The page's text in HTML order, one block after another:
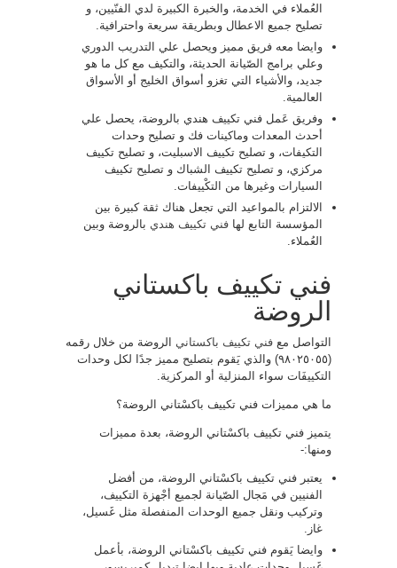
العُملاء في الخدمة، والخبرة الكبيرة لدي الفنّيين، و
تصليح جميع الاعطال وبطريقة سريعة واحترافية.
وايضا معه فريق مميز ويحصل علي التدريب الدوري
وعلي برامج الصّيانة الحديثة، والتكيف مع كل ما هو
جديد، والأشياء التي تغزو أسواق الخليج أو الأسواق
العالمية.
وفريق عَمل فني تكييف هندي بالروضة، يحصل علي
أحدث المعدات وماكينات فك و تصليح وحدات
التكيفات، و تصليح تكييف الاسبليت، و تصليح تكييف
مركزي، و تصليح تكييف الشباك و تصليح تكييف
السيارات وغيرها من التكْييفات.
الالتزام بالمواعيد التي تجعل هناك ثقة كبيرة بين
المؤسسة التابع لها فني تكييف هندي بالروضة وبين
العُملاء.
فني تكييف باكستاني
الروضة
التواصل مع فني تكييف باكستاني الروضة من خلال رقمه
(٩٨٠٢٥٠٥٥) والذي يَقوم بتصليح مميز جدًا لكل وحدات
التكييفَات سواء المنزلية أو المركزية.
ما هي مميزات فني تكييف باكسْتاني الروضة؟
يتميز فني تكييف باكسْتاني الروضة، بعدة مميزات
ومنها:-
يعتبر فني تكييف باكسْتاني الروضة، من أفضل
الفنيين في مَجال الصّيانة لجميع أجْهزة التكييف،
وتركيب ونقل جميع الوحدات المنفصلة مثل غَسيل،
غاز.
وايضا يَقوم فني تكييف باكسْتاني الروضة، بأعمل